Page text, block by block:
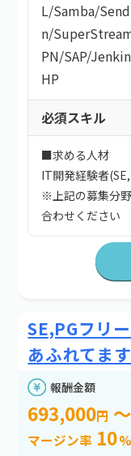
L/Samba/
n/
PN/SAP/
HP
必須スキル
■求める人材
IT開発経験者
※上記の募集分
合わせください
SE,PGフリ
あふれてます
報酬金額
693,000円
マージン率 10%